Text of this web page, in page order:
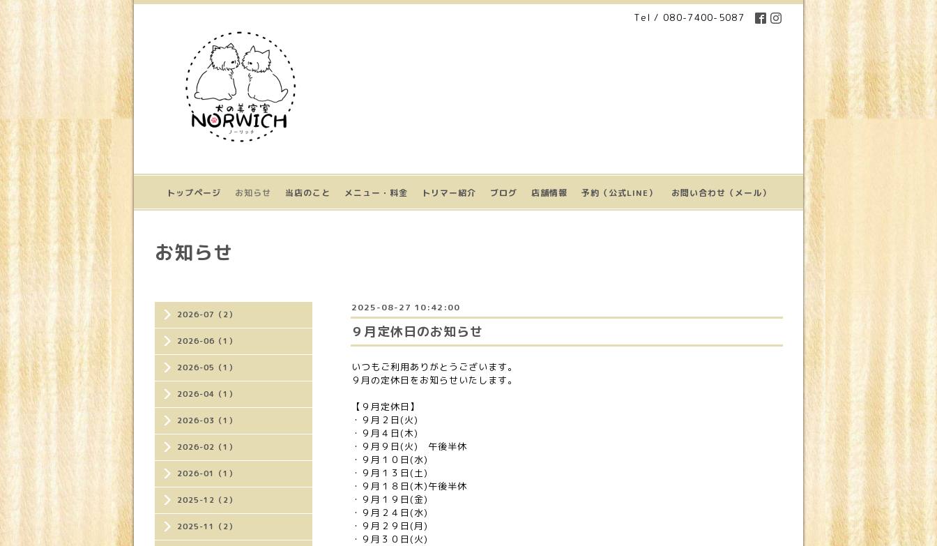
Tel / 080-7400-5087
トップページ お知らせ 当店のこと メニュー・料金 トリマー紹介 ブログ 店舗情報 予約（公式LINE） お問い合わせ（メール）
2026-07（2）
2026-06（1）
2026-05（1）
2026-04（1）
2026-03（1）
2026-02（1）
2026-01（1）
2025-12（2）
2025-11（2）
お知らせ
2025-08-27 10:42:00
９月定休日のお知らせ
いつもご利用ありがとうございます。
９月の定休日をお知らせいたします。
【９月定休日】
・９月２日(火)
・９月４日(木)
・９月９日(火) 午後半休
・９月１０日(水)
・９月１３日(土)
・９月１８日(木)午後半休
・９月１９日(金)
・９月２４日(水)
・９月２９日(月)
・９月３０日(火)